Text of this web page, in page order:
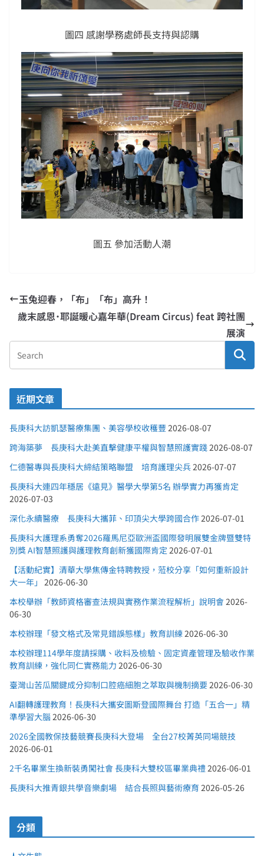
圖四 感謝學務處師長支持與認購
圖五 參加活動人潮
玉兔迎春，「布」「布」高升！
歲末感恩˙耶誕暖心嘉年華(Dream Circus) feat 跨社團
展演
近期文章
長庚科大訪凱瑟醫療集團、美容學校收穫豐 2026-08-07
跨海築夢 長庚科大赴美直擊健康平權與智慧照護實踐2026-08-07
仁德醫專與長庚科大締結策略聯盟 培育護理尖兵2026-07-07
長庚科大連四年穩居《遠見》醫學大學第5名 辦學實力再獲肯定
2026-07-03
深化永續醫療 長庚科大攜菲、印頂尖大學跨國合作2026-07-01
長庚科大護理系勇奪2026羅馬尼亞歐洲盃國際發明展雙金牌暨雙特
別獎 AI智慧照護與護理教育創新獲國際肯定 2026-07-01
【活動紀實】清華大學焦傳金特聘教授，蒞校分享「如何重新設計
大一年」 2026-06-30
本校舉辦「教師資格審查法規與實務作業流程解析」說明會2026-
06-30
本校辦理「發文格式及常見錯誤態樣」教育訓練2026-06-30
本校辦理114學年度請採購、收料及檢驗、固定資產管理及驗收作業
教育訓練，強化同仁實務能力 2026-06-30
臺灣山苦瓜關鍵成分抑制口腔癌細胞之萃取與機制摘要2026-06-30
AI翻轉護理教育！長庚科大攜安圖斯登國際舞台 打造「五合一」精
準學習大腦 2026-06-30
2026全國教保技藝競賽長庚科大登場 全台27校菁英同場競技
2026-06-01
2千名畢業生換新裝勇闖社會 長庚科大雙校區畢業典禮2026-06-01
長庚科大推青銀共學音樂劇場 結合長照與藝術療育 2026-05-26
分類